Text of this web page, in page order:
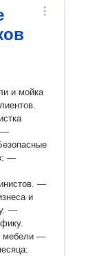
и мойка
—
—
—